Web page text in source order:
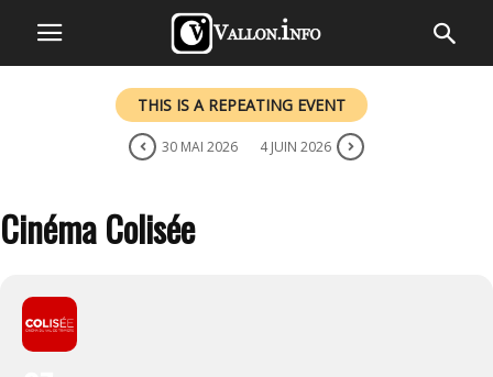
THIS IS A REPEATING EVENT
30 MAI 2026 4 JUIN 2026
Cinéma Colisée